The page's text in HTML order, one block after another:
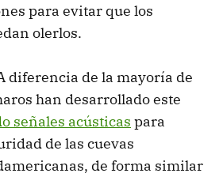
para evitar que los
olerlos.
diferencia de la mayoría de
han desarrollado este
señales acústicas para
de las cuevas
de forma similar